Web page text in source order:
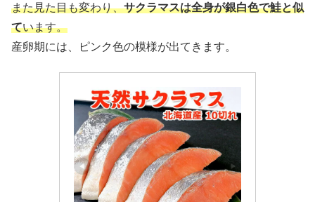
また見た目も変わり、サクラマスは全身が銀白色で鮭と似
ています。
産卵期には、ピンク色の模様が出てきます。